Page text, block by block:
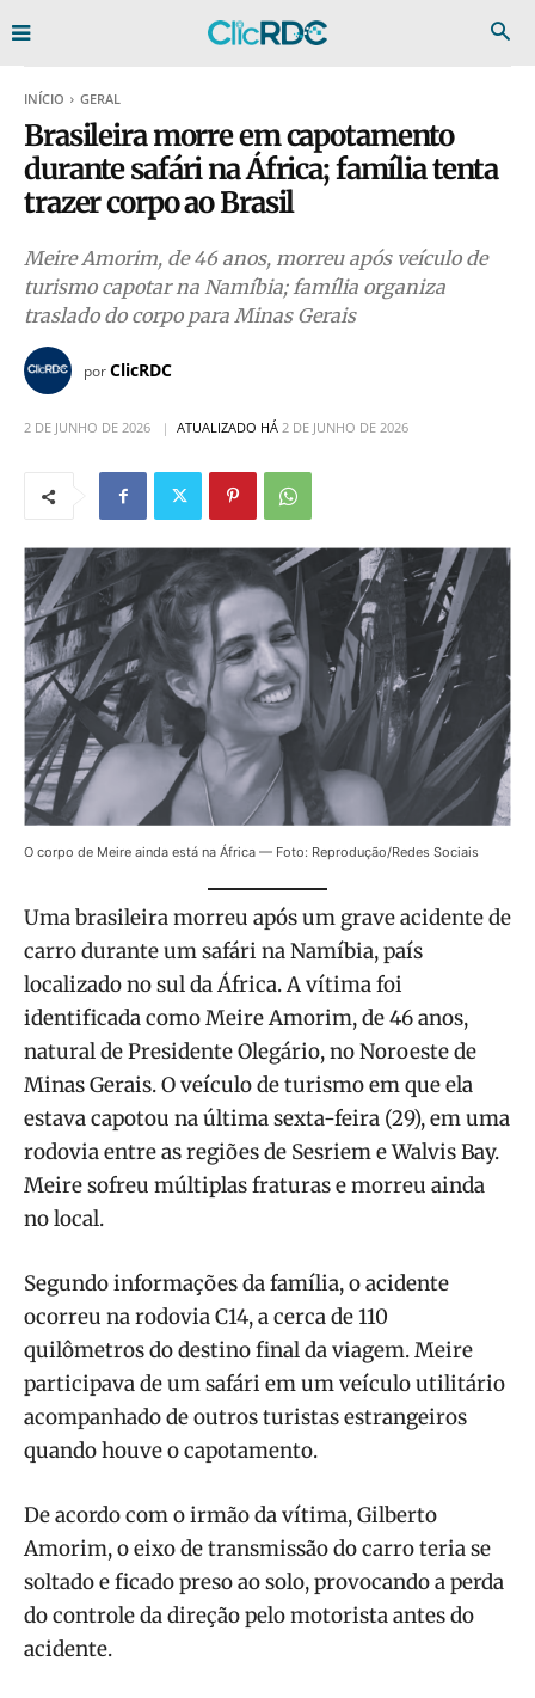
INÍCIO GERAL
Brasileira morre em capotamento
durante safári na África; família tenta
trazer corpo ao Brasil
Meire Amorim, de 46 anos, morreu após veículo de
turismo capotar na Namíbia; família organiza
traslado do corpo para Minas Gerais
porClicRDC
2 DE JUNHO DE 2026 ATUALIZADO HÁ 2 DE JUNHO DE 2026
O corpo de Meire ainda está na África — Foto: Reprodução/Redes Sociais
Uma brasileira morreu após um grave acidente de
carro durante um safári na Namíbia, país
localizado no sul da África. A vítima foi
identificada como Meire Amorim, de 46 anos,
natural de Presidente Olegário, no Noroeste de
Minas Gerais. O veículo de turismo em que ela
estava capotou na última sexta-feira (29), em uma
rodovia entre as regiões de Sesriem e Walvis Bay.
Meire sofreu múltiplas fraturas e morreu ainda
no local.
Segundo informações da família, o acidente
ocorreu na rodovia C14, a cerca de 110
quilômetros do destino final da viagem. Meire
participava de um safári em um veículo utilitário
acompanhado de outros turistas estrangeiros
quando houve o capotamento.
De acordo com o irmão da vítima, Gilberto
Amorim, o eixo de transmissão do carro teria se
soltado e ficado preso ao solo, provocando a perda
do controle da direção pelo motorista antes do
acidente.